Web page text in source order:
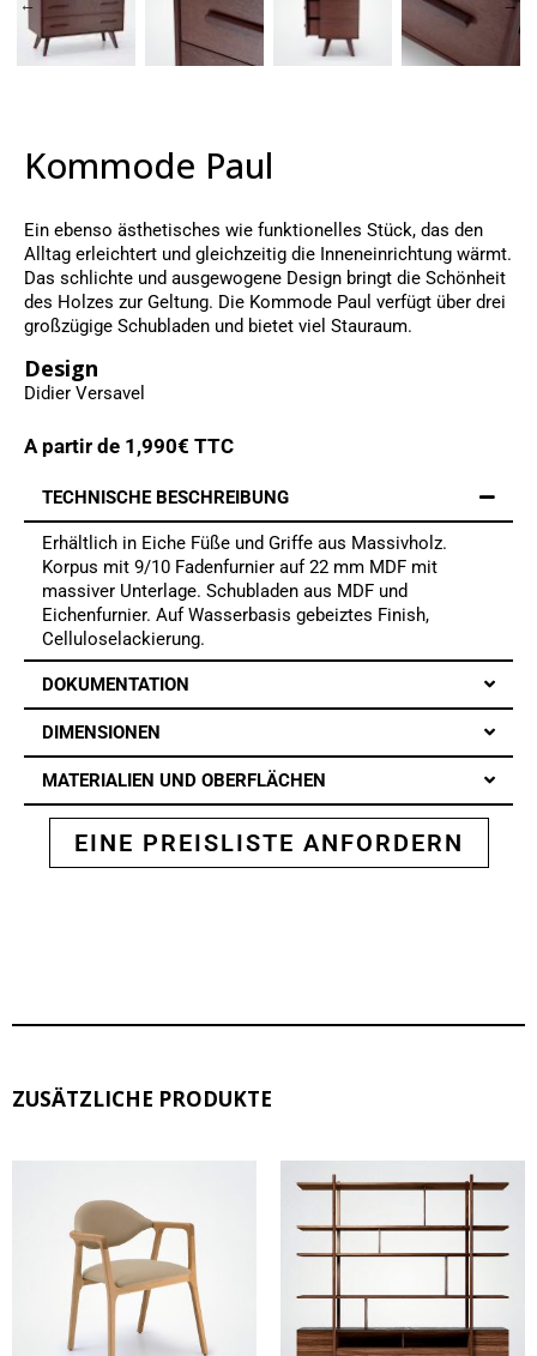
Kommode Paul
Ein ebenso ästhetisches wie funktionelles Stück, das den
Alltag erleichtert und gleichzeitig die Inneneinrichtung wärmt.
Das schlichte und ausgewogene Design bringt die Schönheit
des Holzes zur Geltung. Die Kommode Paul verfügt über drei
großzügige Schubladen und bietet viel Stauraum.
Design
Didier Versavel
A partir de 1,990€ TTC
TECHNISCHE BESCHREIBUNG
Erhältlich in Eiche Füße und Griffe aus Massivholz.
Korpus mit 9/10 Fadenfurnier auf 22 mm MDF mit
massiver Unterlage. Schubladen aus MDF und
Eichenfurnier. Auf Wasserbasis gebeiztes Finish,
Celluloselackierung.
DOKUMENTATION
DIMENSIONEN
MATERIALIEN UND OBERFLÄCHEN
EINE PREISLISTE ANFORDERN
ZUSÄTZLICHE PRODUKTE